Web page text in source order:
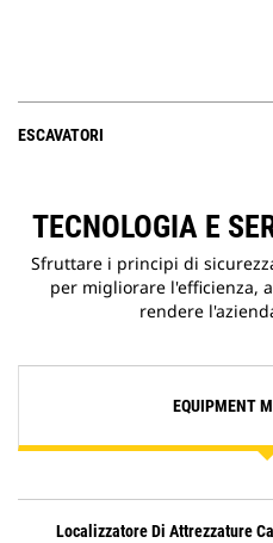
ESCAVATORI
TECNOLOGIA E
Sfruttare i principi di
per migliorare l'efficienza,
rendere
EQUIPMENT
Localizzatore Di Attrezzature